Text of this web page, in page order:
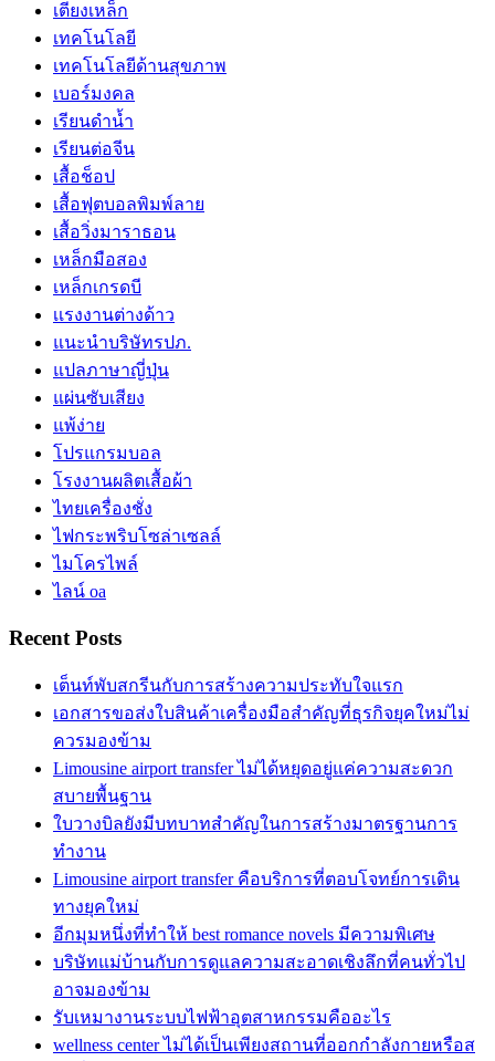
เตียงเหล็ก
เทคโนโลยี
เทคโนโลยีด้านสุขภาพ
เบอร์มงคล
เรียนดำน้ำ
เรียนต่อจีน
เสื้อช็อป
เสื้อฟุตบอลพิมพ์ลาย
เสื้อวิ่งมาราธอน
เหล็กมือสอง
เหล็กเกรดบี
เเรงงานต่างด้าว
แนะนำบริษัทรปภ.
แปลภาษาญี่ปุ่น
แผ่นซับเสียง
แพ้ง่าย
โปรแกรมบอล
โรงงานผลิตเสื้อผ้า
ไทยเครื่องชั่ง
ไฟกระพริบโซล่าเซลล์
ไมโครไพล์
ไลน์ oa
Recent Posts
เต็นท์พับสกรีนกับการสร้างความประทับใจแรก
เอกสารขอส่งใบสินค้าเครื่องมือสำคัญที่ธุรกิจยุคใหม่ไม่
ควรมองข้าม
Limousine airport transfer ไม่ได้หยุดอยู่แค่ความสะดวก
สบายพื้นฐาน
ใบวางบิลยังมีบทบาทสำคัญในการสร้างมาตรฐานการ
ทำงาน
Limousine airport transfer คือบริการที่ตอบโจทย์การเดิน
ทางยุคใหม่
อีกมุมหนึ่งที่ทำให้ best romance novels มีความพิเศษ
บริษัทแม่บ้านกับการดูแลความสะอาดเชิงลึกที่คนทั่วไป
อาจมองข้าม
รับเหมางานระบบไฟฟ้าอุตสาหกรรมคืออะไร
wellness center ไม่ได้เป็นเพียงสถานที่ออกกำลังกายหรือส